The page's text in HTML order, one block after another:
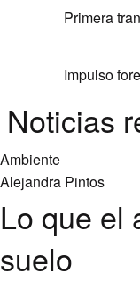
Primera
Impulso
Noticias
Ambiente
Alejandra Pintos
Lo que el
suelo